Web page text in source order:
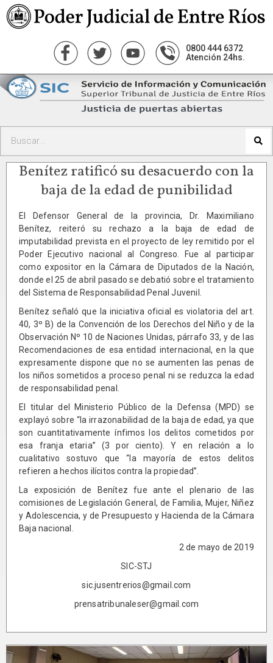
0800 444 6372
Atención 24hs.
Benítez ratificó su desacuerdo con la
baja de la edad de punibilidad
El Defensor General de la provincia, Dr. Maximiliano
Benítez, reiteró su rechazo a la baja de edad de
imputabilidad prevista en el proyecto de ley remitido por el
Poder Ejecutivo nacional al Congreso. Fue al participar
como expositor en la Cámara de Diputados de la Nación,
donde el 25 de abril pasado se debatió sobre el tratamiento
del Sistema de Responsabilidad Penal Juvenil.
Benítez señaló que la iniciativa oficial es violatoria del art.
40, 3º B) de la Convención de los Derechos del Niño y de la
Observación Nº 10 de Naciones Unidas, párrafo 33, y de las
Recomendaciones de esa entidad internacional, en la que
expresamente dispone que no se aumenten las penas de
los niños sometidos a proceso penal ni se reduzca la edad
de responsabilidad penal.
El titular del Ministerio Público de la Defensa (MPD) se
explayó sobre “la irrazonabilidad de la baja de edad, ya que
son cuantitativamente ínfimos los delitos cometidos por
esa franja etaria” (3 por ciento). Y en relación a lo
cualitativo sostuvo que “la mayoría de estos delitos
refieren a hechos ilícitos contra la propiedad”.
La exposición de Benítez fue ante el plenario de las
comisiones de Legislación General, de Familia, Mujer, Niñez
y Adolescencia, y de Presupuesto y Hacienda de la Cámara
Baja nacional.
2 de mayo de 2019
SIC-STJ
sic.jusentrerios@gmail.com
prensatribunaleser@gmail.com